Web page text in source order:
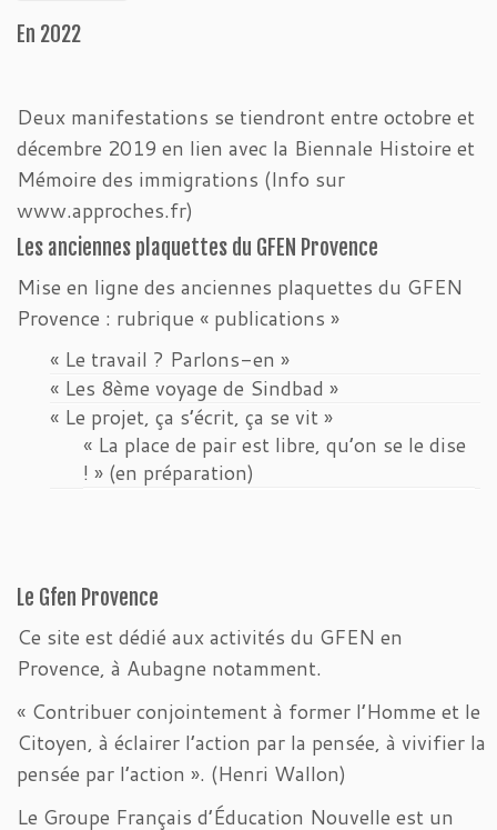
En 2022
Deux manifestations se tiendront entre octobre et
décembre 2019 en lien avec la Biennale Histoire et
Mémoire des immigrations (Info sur
www.approches.fr)
Les anciennes plaquettes du GFEN Provence
Mise en ligne des anciennes plaquettes du GFEN
Provence : rubrique « publications »
« Le travail ? Parlons-en »
« Les 8ème voyage de Sindbad »
« Le projet, ça s’écrit, ça se vit »
« La place de pair est libre, qu’on se le dise
! » (en préparation)
Le Gfen Provence
Ce site est dédié aux activités du GFEN en
Provence, à Aubagne notamment.
« Contribuer conjointement à former l’Homme et le
Citoyen, à éclairer l’action par la pensée, à vivifier la
pensée par l’action ». (Henri Wallon)
Le Groupe Français d’Éducation Nouvelle est un